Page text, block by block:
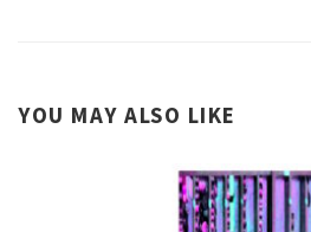
YOU MAY ALSO LIKE